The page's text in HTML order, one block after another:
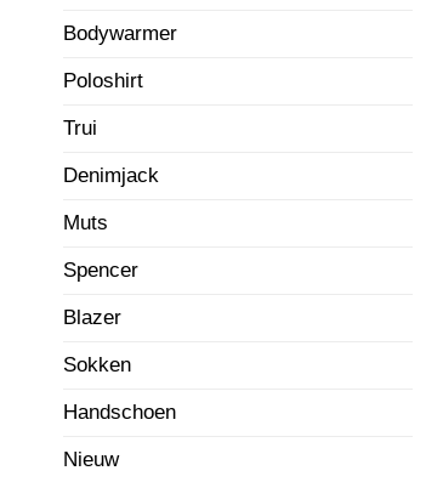
Bodywarmer
Poloshirt
Trui
Denimjack
Muts
Spencer
Blazer
Sokken
Handschoen
Nieuw